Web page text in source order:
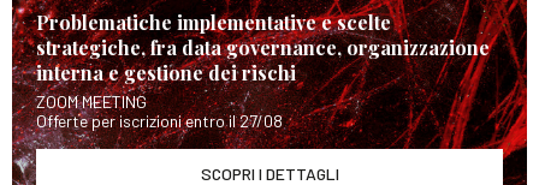
Problematiche implementative e scelte
strategiche, fra data governance, organizzazione
interna e gestione dei rischi
ZOOM MEETING
Offerte per iscrizioni entro il 27/08
SCOPRI I DETTAGLI